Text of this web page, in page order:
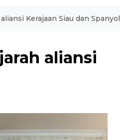
Kerajaan Siau dan Spanyol
aliansi